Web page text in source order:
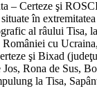
– Certeze şi
în
al râului Tisa,
cu
şi Bixad
Rona de Sus,
la Tisa,